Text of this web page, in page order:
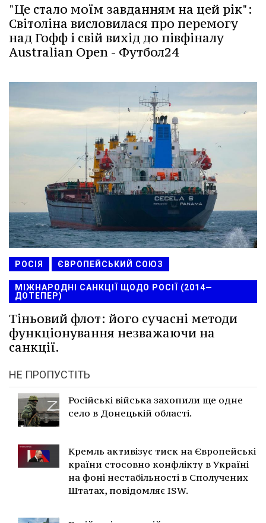
"Це стало моїм завданням на цей рік":
Світоліна висловилася про перемогу
над Гофф і свій вихід до півфіналу
Australian Open - Футбол24
РОСІЯ ЄВРОПЕЙСЬКИЙ СОЮЗ
МІЖНАРОДНІ САНКЦІЇ ЩОДО РОСІЇ (2014—
ДОТЕПЕР)
Тіньовий флот: його сучасні методи
функціонування незважаючи на
санкції.
НЕ ПРОПУСТІТЬ
Російські війська захопили ще одне
село в Донецькій області.
Кремль активізує тиск на Європейські
країни стосовно конфлікту в Україні
на фоні нестабільності в Сполучених
Штатах, повідомляє ISW.